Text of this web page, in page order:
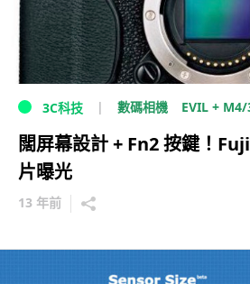
3C科技 數碼相機 EVIL + M4/
闊屏幕設計 + Fn2 按鍵！
片曝光
13 年前